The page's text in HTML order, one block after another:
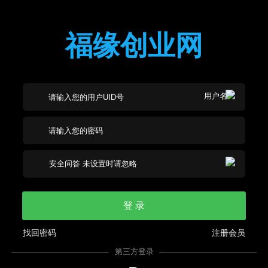
福缘创业网
登 录
注册会员
找回密码
第三方登录